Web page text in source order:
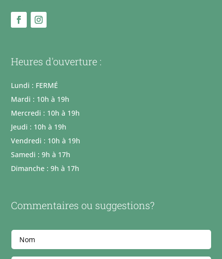
Heures d'ouverture :
Lundi : FERMÉ
Mardi : 10h à 19h
Mercredi : 10h à 19h
Jeudi : 10h à 19h
Vendredi : 10h à 19h
Samedi : 9h à 17h
Dimanche : 9h à 17h
Commentaires ou suggestions?